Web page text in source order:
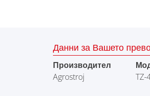
Данни за Вашето
Производител
Agrostroj TZ-